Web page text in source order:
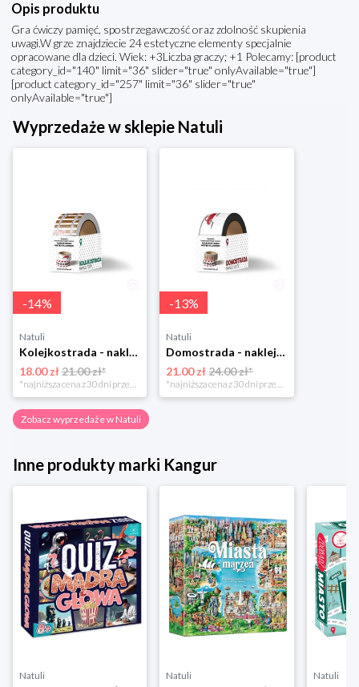
Opis produktu
Gra ćwiczy pamięć, spostrzegawczość oraz zdolność skupienia
uwagi.W grze znajdziecie 24 estetyczne elementy specjalnie
opracowane dla dzieci. Wiek: +3Liczba graczy; +1 Polecamy: [product
category_id="140" limit="36" slider="true" onlyAvailable="true"]
[product category_id="257" limit="36" slider="true"
onlyAvailable="true"]
Wyprzedaże w sklepie Natuli
-14%
Natuli
Kolejkostrada - naklejaj tory Zuzutoys
18.00 zł21.00 zł*
*najniższa cena z 30 dni przed obniżką
-13%
Natuli
Domostrada - naklejaj ulice Zuzutoys
21.00 zł 24.00 zł*
*najniższa cena z 30 dni przed obniżką
Zobacz wyprzedaże w Natuli
Inne produkty marki Kangur
Natuli Natuli Natuli